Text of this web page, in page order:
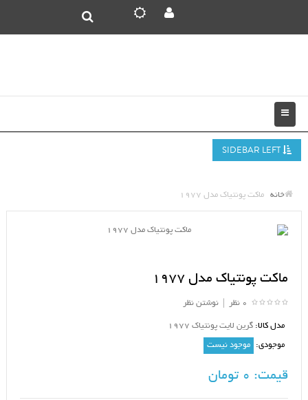
خانه ماکت پونتیاک مدل 1977
ماکت پونتیاک مدل 1977
0 نظر نوشتن نظر
مدل کالا: گرین لایت پونتیاک 1977
موجودی: موجود نیست
قیمت: